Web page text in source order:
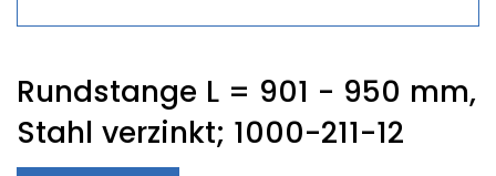
Rundstange L = 901 - 950 mm,
Stahl verzinkt; 1000-211-12